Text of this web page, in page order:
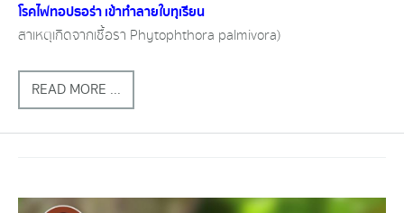
โรค​ไฟทอปธอร่า​ เข้าทำลายใบทุเรียน​
สาเหตุ​เกิดจากเชื้อรา​ Phytophthora palmivora)​
READ MORE ...